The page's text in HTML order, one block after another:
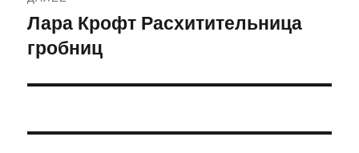
Следующая
запись:
Лара Крофт Расхитительница
гробниц